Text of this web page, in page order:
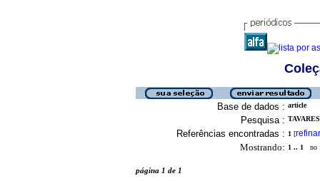
Base de dados : article
Pesquisa :
Referências encontradas : 1 [refinar
Mostrando: 1 .. 1 no
página 1 de 1